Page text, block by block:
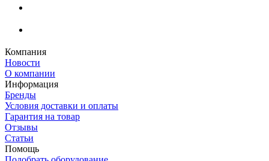
Компания
Новости
О компании
Информация
Бренды
Условия доставки и оплаты
Гарантия на товар
Отзывы
Статьи
Помощь